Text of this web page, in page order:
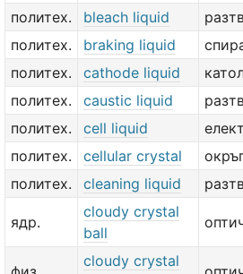
политех. bleach liquid
политех.
braking liquid
политех.
cathode liquid
политех.
caustic liquid
политех.
cell liquid
политех.
cellular crystal
политех.
cleaning liquid
ядр.
cloudy crystal
ball
cloudy crystal